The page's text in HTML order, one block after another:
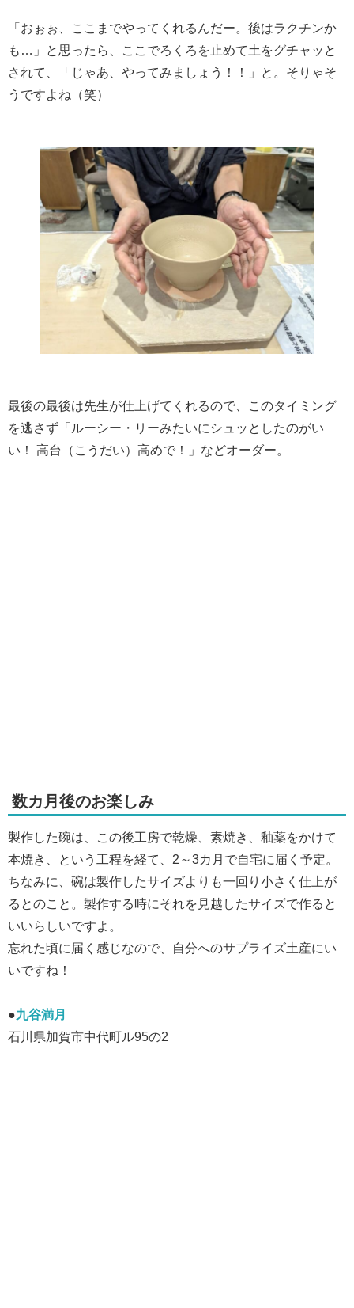
「おぉぉ、ここまでやってくれるんだー。後はラクチンか
も…」と思ったら、ここでろくろを止めて土をグチャッと
されて、「じゃあ、やってみましょう！！」と。そりゃそ
うですよね（笑）
最後の最後は先生が仕上げてくれるので、このタイミング
を逃さず「ルーシー・リーみたいにシュッとしたのがい
い！ 高台（こうだい）高めで！」などオーダー。
数カ月後のお楽しみ
製作した碗は、この後工房で乾燥、素焼き、釉薬をかけて
本焼き、という工程を経て、2～3カ月で自宅に届く予定。
ちなみに、碗は製作したサイズよりも一回り小さく仕上が
るとのこと。製作する時にそれを見越したサイズで作ると
いいらしいですよ。
忘れた頃に届く感じなので、自分へのサプライズ土産にい
いですね！
●九谷満月
石川県加賀市中代町ル95の2